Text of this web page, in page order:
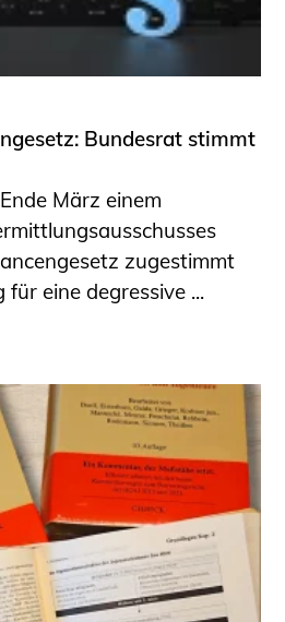
Bundesrat stimmt
März einem
zugestimmt
eine degressive ...